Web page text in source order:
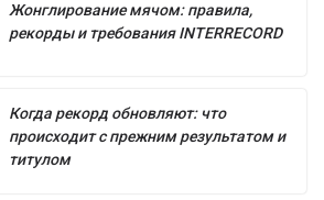
Жонглирование мячом: правила,
рекорды и требования INTERRECORD
Когда рекорд обновляют: что
происходит с прежним результатом и
титулом